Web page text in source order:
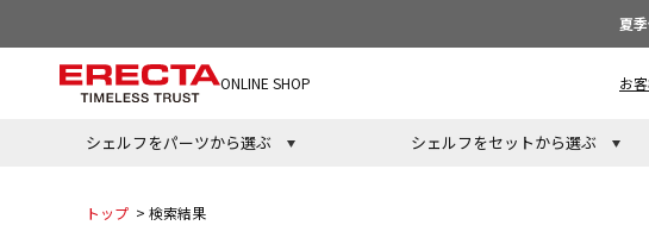
夏
ONLINE SHOP お
シェルフをパーツから選ぶ シェルフをセットから選ぶ
トップ > 検索結果